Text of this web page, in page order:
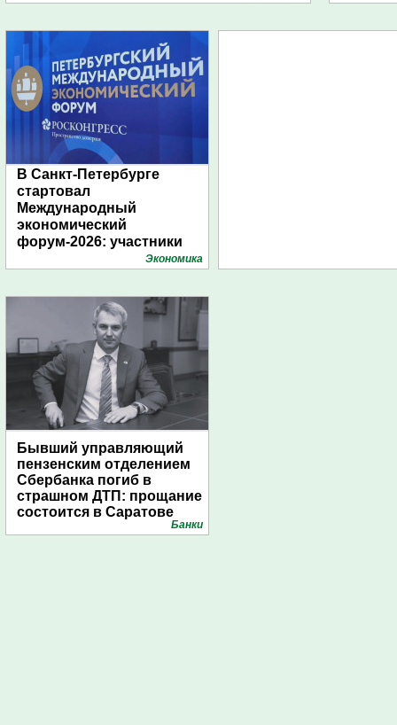
В Санкт-Петербурге
стартовал
Международный
экономический
форум-2026: участники
подготовили креативные
Экономика
Бывший управляющий
пензенским отделением
Сбербанка погиб в
страшном ДТП: прощание
состоится в Саратове
Банки